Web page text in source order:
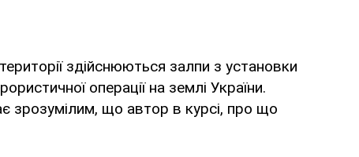
здійснюються залпи з установки
операції на землі України.
зрозумілим, що автор в курсі, про що